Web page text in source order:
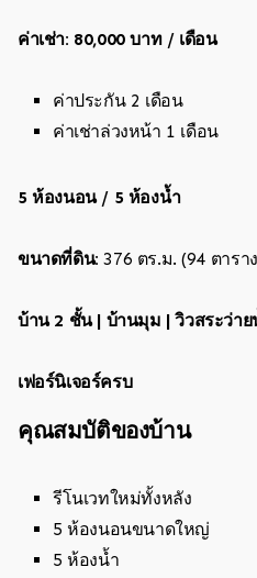
ค่าเช่า: 80,000 บาท / เดือน
ค่าประกัน 2 เดือน
ค่าเช่าล่วงหน้า 1 เดือน
5 ห้องนอน / 5 ห้องน้ำ
ขนาดที่ดิน: 376 ตร.ม. (94 ตารา
บ้าน 2 ชั้น | บ้านมุม | วิวสระว่า
เฟอร์นิเจอร์ครบ
คุณสมบัติของบ้าน
รีโนเวทใหม่ทั้งหลัง
5 ห้องนอนขนาดใหญ่
5 ห้องน้ำ